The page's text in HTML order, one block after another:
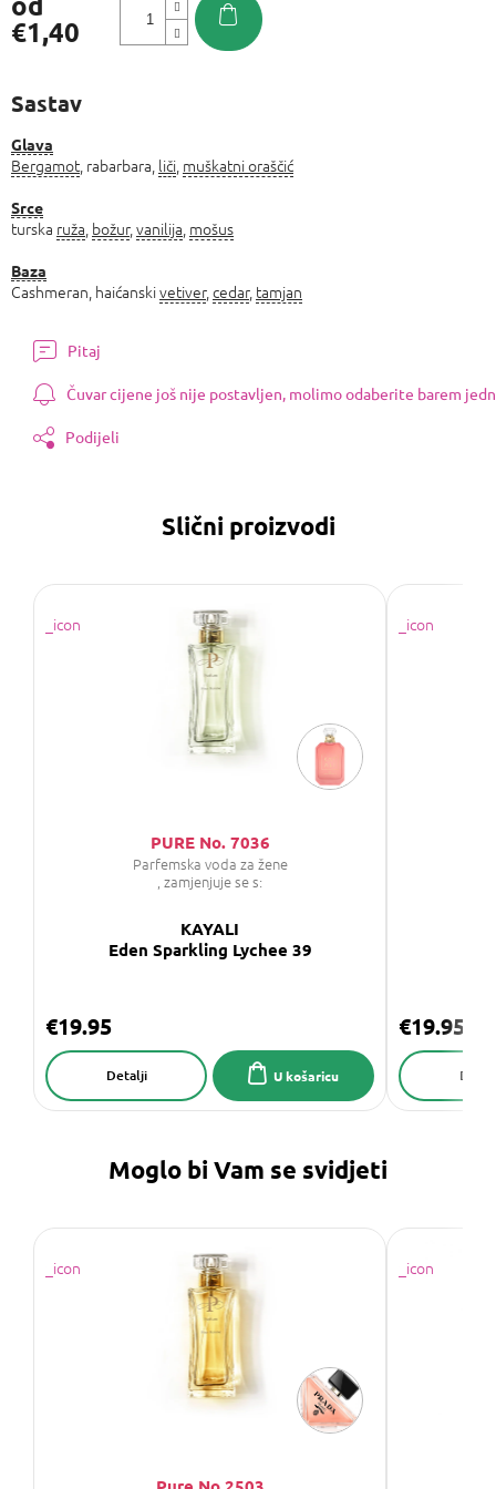
€1,40
Sastav
Glava
Bergamot , rabarbara, liči muškatni oraščić
Srce
turska ruža božur, vanilija mošus
Baza
Cashmeran, haićanskivetiver, cedar, tamjan
Pitaj
Čuvar cijene još nije postavljen, molimo odaberite barem
Podijeli
Slični proizvodi
PURE No. 7036
Parfemska voda za žene
, zamjenjuje se s:
KAYALI
Eden Sparkling Lychee 39
€19.95
U košaricu
Detalji
€19.95
Moglo bi Vam se svidjeti